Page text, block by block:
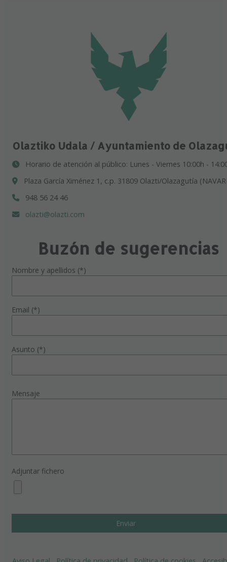
Olaztiko Udala / Ayuntamiento de
Horario de atención al público: Lunes - Viernes 10:00h -
Plaza García Ximénez 1, c.p. 31809 Olazti/Olazagutía
948 56 24 46
olazti@olazti.com
Buzón de sugerencias
Nombre y apellidos (*)
Email (*)
Asunto (*)
Mensaje
Adjuntar fichero